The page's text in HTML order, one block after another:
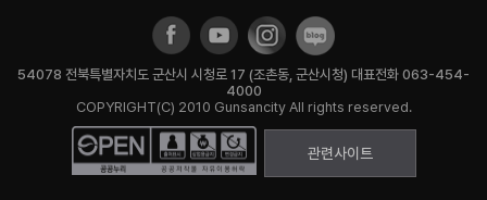
54078 전북특별자치도 군산시 시청로 17 (조촌동, 군산시청) 대표전화 063-454-
4000
COPYRIGHT(C) 2010 Gunsancity All rights reserved.
관련사이트